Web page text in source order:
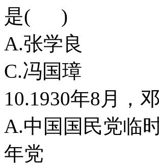
是( )
A.张
C.冯
10.1930年8月
A.中国国民
年党